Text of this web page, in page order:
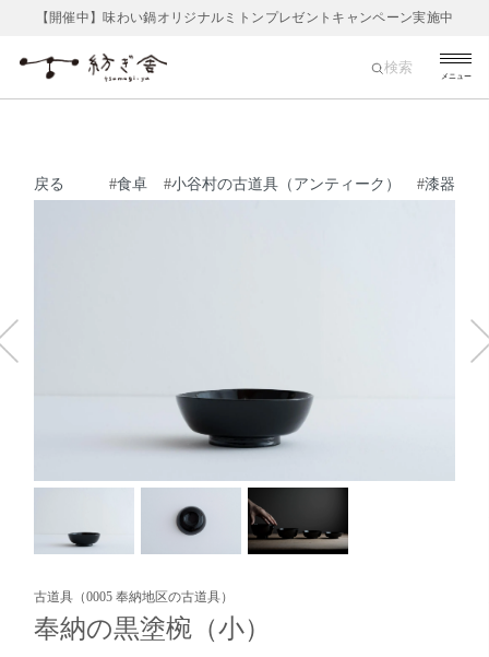
【開催中】味わい鍋オリジナルミトンプレゼントキャンペーン実施中
メニュー
検索
戻る #食卓 #小谷村の古道具（アンティーク） #漆器
古道具（0005 奉納地区の古道具）
奉納の黒塗椀（小）